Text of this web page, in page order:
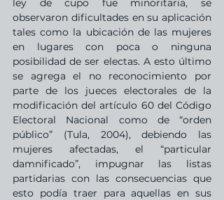
observaron dificultades en su aplicación
tales como la ubicación de las mujeres
en lugares con poca o ninguna
posibilidad de ser electas. A esto último
se agrega el no reconocimiento por
parte de los jueces electorales de la
modificación del artículo 60 del Código
Electoral Nacional como de “orden
público” (Tula, 2004), debiendo las
mujeres afectadas, el “particular
damnificado”, impugnar las listas
partidarias con las consecuencias que
esto podía traer para aquellas en sus